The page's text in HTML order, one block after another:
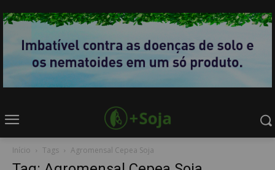
Início Tags Agromensal Cepea Soja